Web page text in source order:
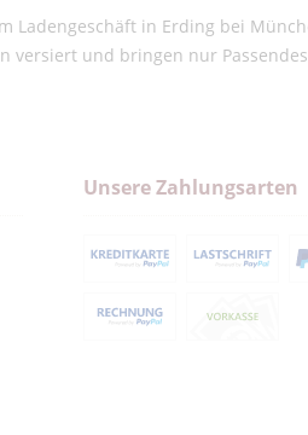
Ladengeschäft in Erding bei
versiert und bringen nur
Unsere Zahlungsarten